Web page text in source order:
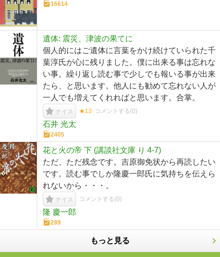
16614
遺体: 震災、津波の果てに
個人的にはご遺体に言葉をかけ続けていられた千
葉淳氏が心に残りました。僕に出来る事は忘れな
い事。繰り返し読む事で少しでも報いる事が出来
たら、と思います。他人にも勧めて忘れない人が
一人でも増えてくれればと思います。合掌。
ナイス ★13 コメントする(0)
石井 光太
2405
花と火の帝 下 (講談社文庫 り 4-7)
ただ、ただ残念です。吉原御免状から再読したい
です。読む事でしか隆慶一郎氏に気持ちを伝えら
れないから・・・。
ナイス コメントする(0)
隆 慶一郎
289
もっと見る